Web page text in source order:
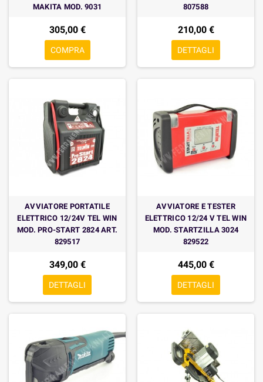
MAKITA MOD. 9031
305,00 €
COMPRA
807588
210,00 €
DETTAGLI
AVVIATORE PORTATILE
ELETTRICO 12/24V TEL WIN
MOD. PRO-START 2824 ART.
829517
349,00 €
DETTAGLI
AVVIATORE E TESTER
ELETTRICO 12/24 V TEL WIN
MOD. STARTZILLA 3024
829522
445,00 €
DETTAGLI